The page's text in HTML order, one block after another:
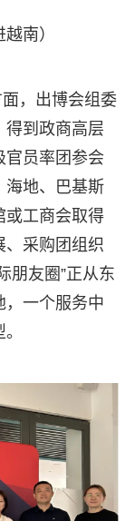
南）
，出博会组委
得到政商高层
官员率团参会
海地、巴基斯
或工商会取得
采购团组织
朋友圈”正从东
，一个服务中